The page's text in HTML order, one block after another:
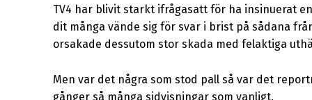
TV4 har blivit starkt ifrågasatt för ha insinuerat
dit många vände sig för svar i brist på sådana
orsakade dessutom stor skada med felaktiga
Men var det några som stod pall så var det
gånger så många sidvisningar som vanligt.